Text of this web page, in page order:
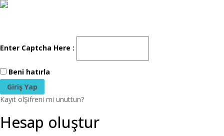
Enter Captcha Here :
Beni hatırla
Kayıt olŞifreni mi unuttun?
Hesap oluştur